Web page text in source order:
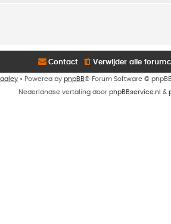
Verwijder alle
Contact
• Powered by phpBB® Forum Software ©
Nederlandse vertaling door phpBBservice.nl &